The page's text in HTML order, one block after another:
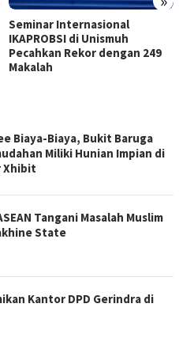
Seminar Internasional
IKAPROBSI di Unismuh
Pecahkan Rekor dengan 249
Makalah
Biaya-Biaya, Bukit Baruga
Miliki Hunian Impian di
Xhibit
Tangani Masalah Muslim
State
Kantor DPD Gerindra di